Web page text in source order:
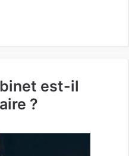
est-il
?